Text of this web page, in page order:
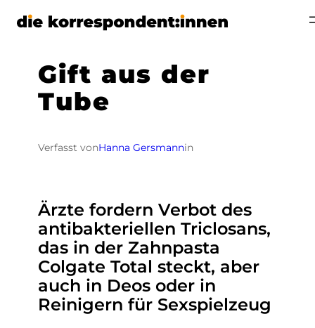
Zum
Gift aus der
Tube
Verfasst vonHanna Gersmannin
Ärzte fordern Verbot des
antibakteriellen Triclosans,
das in der Zahnpasta
Colgate Total steckt, aber
auch in Deos oder in
Reinigern für Sexspielzeug